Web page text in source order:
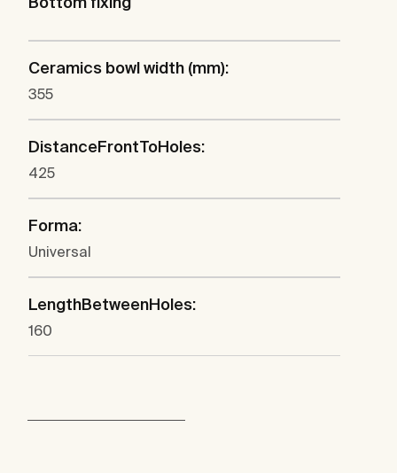
Ceramics bowl width (mm):
355
DistanceFrontToHoles:
425
Forma:
Universal
LengthBetweenHoles:
160